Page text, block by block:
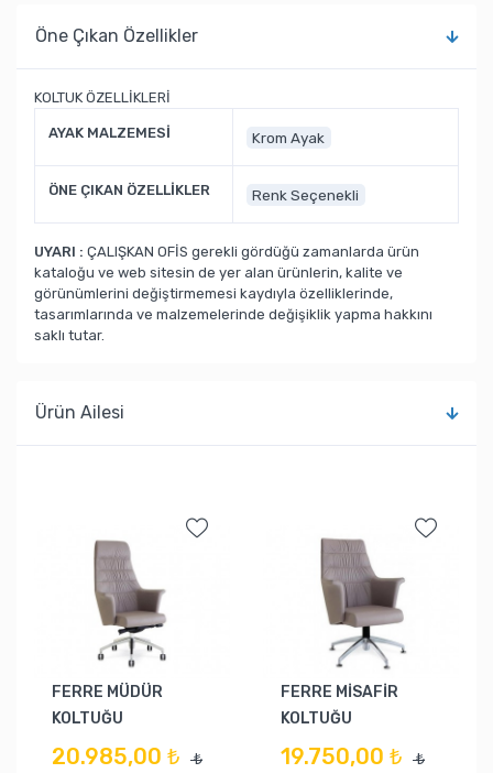
Öne Çıkan Özellikler
KOLTUK ÖZELLİKLERİ
AYAK MALZEMESİ Krom Ayak
ÖNE ÇIKAN ÖZELLİKLER Renk Seçenekli
UYARI : ÇALIŞKAN OFİS gerekli gördüğü zamanlarda ürün
kataloğu ve web sitesin de yer alan ürünlerin, kalite ve
görünümlerini değiştirmemesi kaydıyla özelliklerinde,
tasarımlarında ve malzemelerinde değişiklik yapma hakkını
saklı tutar.
Ürün Ailesi
FERRE MÜDÜR
KOLTUĞU
20.985,00 ₺ ₺
FERRE MİSAFİR
KOLTUĞU
19.750,00 ₺ ₺